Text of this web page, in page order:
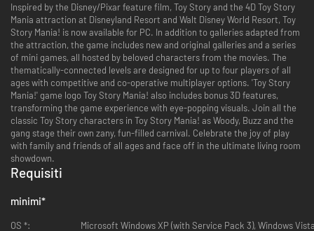
Inspired by the Disney/Pixar feature film, Toy Story and the 4D Toy Story
Mania attraction at Disneyland Resort and Walt Disney World Resort, Toy
Story Mania! is now available for PC. In addition to galleries adapted from
the attraction, the game includes new and original galleries and a series
of mini games, all hosted by beloved characters from the movies. The
thematically-connected levels are designed for up to four players of all
ages with competitive and co-operative multiplayer options. 'Toy Story
Mania!' game logo Toy Story Mania! also includes bonus 3D features,
transforming the game experience with eye-popping visuals. Join all the
classic Toy Story characters in Toy Story Mania! as Woody, Buzz and the
gang stage their own zany, fun-filled carnival. Celebrate the joy of play
with family and friends of all ages and face off in the ultimate living room
showdown.
Requisiti
minimi*
OS *:
Microsoft Windows XP (with Service Pack 3), Windows